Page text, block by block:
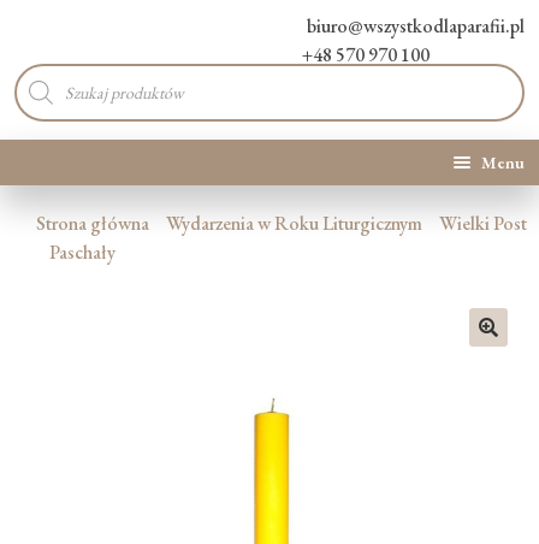
biuro@wszystkodlaparafii.pl
+48 570 970 100
Wyszukiwarka
produktów
Menu
Kategorie produktów
Strona główna Wydarzenia w Roku Liturgicznym
Wielki Post
Paschały